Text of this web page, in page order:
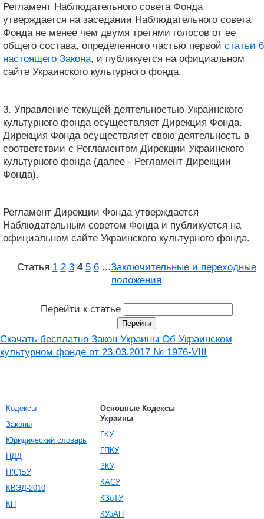
Регламент Наблюдательного совета Фонда
утверждается на заседании Наблюдательного совета
Фонда не менее чем двумя третями голосов от ее
общего состава, определенного частью первой статьи 6
настоящего Закона, и публикуется на официальном
сайте Украинского культурного фонда.
3. Управление текущей деятельностью Украинского
культурного фонда осуществляет Дирекция Фонда.
Дирекция Фонда осуществляет свою деятельность в
соответствии с Регламентом Дирекции Украинского
культурного фонда (далее - Регламент Дирекции
Фонда).
Регламент Дирекции Фонда утверждается
Наблюдательным советом Фонда и публикуется на
официальном сайте Украинского культурного фонда.
Статья 1 2 3 4 5 6 ...Заключительные и переходные
положения
Перейти к статье
Скачать бесплатно Закон Украины Об Украинском
культурном фонде от 23.03.2017 № 1976-VIII
Кодексы
Законы
Юридический словарь
ПДД
П(С)БУ
КВЭД-2010
КП
Основные Кодексы
Украины
ГКУ
ГПКУ
ЗКУ
КАСУ
КЗоТУ
КУоАП